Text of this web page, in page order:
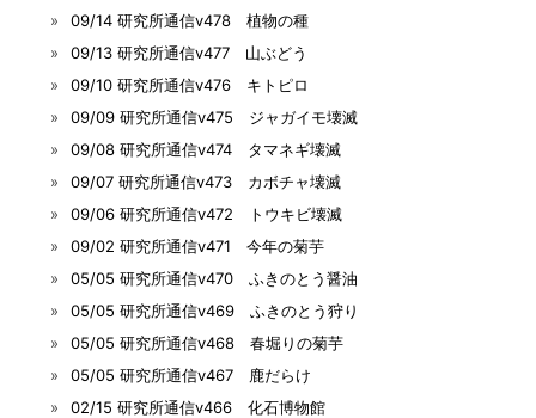
09/14 研究所通信v478 植物の種
09/13 研究所通信v477 山ぶどう
09/10 研究所通信v476 キトピロ
09/09 研究所通信v475 ジャガイモ壊滅
09/08 研究所通信v474 タマネギ壊滅
09/07 研究所通信v473 カボチャ壊滅
09/06 研究所通信v472 トウキビ壊滅
09/02 研究所通信v471 今年の菊芋
05/05 研究所通信v470 ふきのとう醤油
05/05 研究所通信v469 ふきのとう狩り
05/05 研究所通信v468 春堀りの菊芋
05/05 研究所通信v467 鹿だらけ
02/15 研究所通信v466 化石博物館